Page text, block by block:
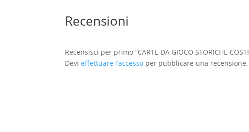
Recensioni
Recensisci per primo “CARTE DA GIOCO STORICHE
Devieffettuare l’accesso per pubblicare una recensione.